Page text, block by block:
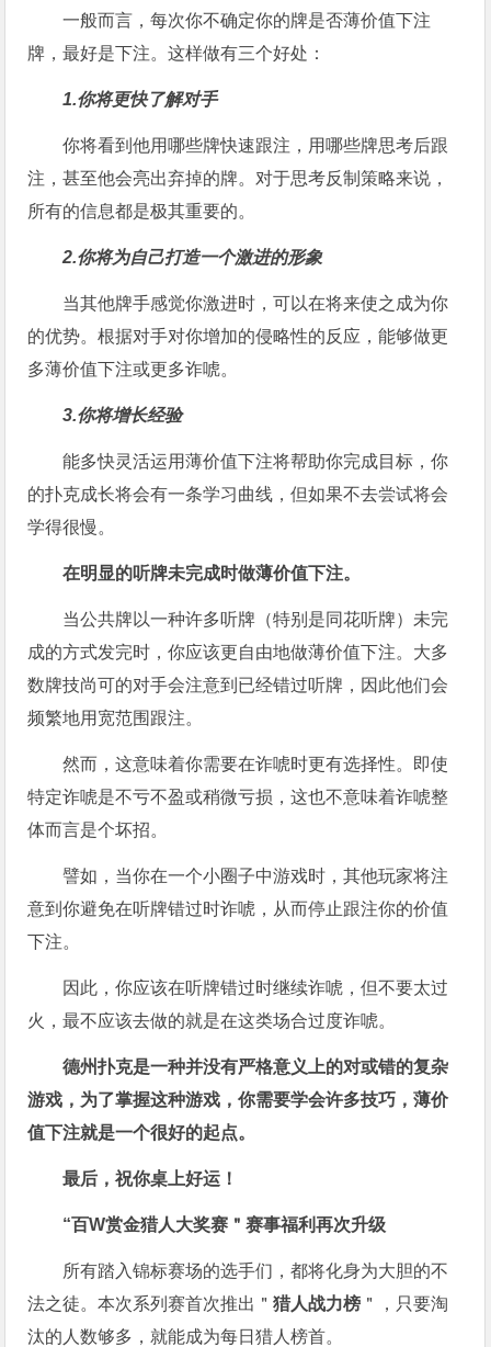
一般而言，每次你不确定你的牌是否薄价值下注
牌，最好是下注。这样做有三个好处：
1.你将更快了解对手
你将看到他用哪些牌快速跟注，用哪些牌思考后跟
注，甚至他会亮出弃掉的牌。对于思考反制策略来说，
所有的信息都是极其重要的。
2.你将为自己打造一个激进的形象
当其他牌手感觉你激进时，可以在将来使之成为你
的优势。根据对手对你增加的侵略性的反应，能够做更
多薄价值下注或更多诈唬。
3.你将增长经验
能多快灵活运用薄价值下注将帮助你完成目标，你
的扑克成长将会有一条学习曲线，但如果不去尝试将会
学得很慢。
在明显的听牌未完成时做薄价值下注。
当公共牌以一种许多听牌（特别是同花听牌）未完
成的方式发完时，你应该更自由地做薄价值下注。大多
数牌技尚可的对手会注意到已经错过听牌，因此他们会
频繁地用宽范围跟注。
然而，这意味着你需要在诈唬时更有选择性。即使
特定诈唬是不亏不盈或稍微亏损，这也不意味着诈唬整
体而言是个坏招。
譬如，当你在一个小圈子中游戏时，其他玩家将注
意到你避免在听牌错过时诈唬，从而停止跟注你的价值
下注。
因此，你应该在听牌错过时继续诈唬，但不要太过
火，最不应该去做的就是在这类场合过度诈唬。
德州扑克是一种并没有严格意义上的对或错的复杂
游戏，为了掌握这种游戏，你需要学会许多技巧，薄价
值下注就是一个很好的起点。
最后，祝你桌上好运！
“百W赏金猎人大奖赛＂赛事福利再次升级
所有踏入锦标赛场的选手们，都将化身为大胆的不
法之徒。本次系列赛首次推出＂猎人战力榜 ＂，只要淘
汰的人数够多，就能成为每日猎人榜首。